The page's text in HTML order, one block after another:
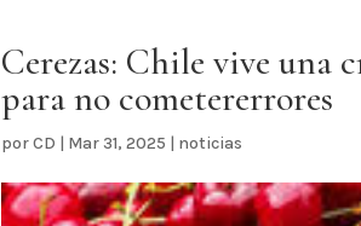
Cerezas: Chile vive una
para no cometererrores
porCD | Mar 31, 2025 | noticias